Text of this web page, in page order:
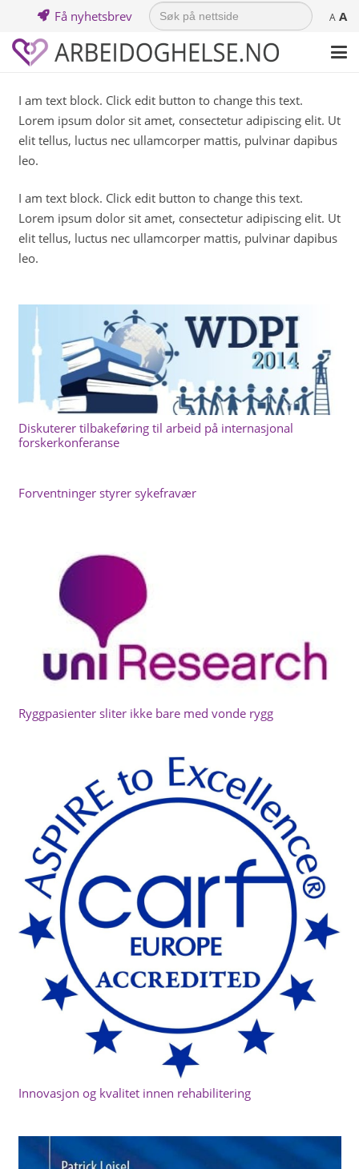
Få nyhetsbrev
Search
for: A A
I am text block. Click edit button to change this text.
Lorem ipsum dolor sit amet, consectetur adipiscing elit. Ut
elit tellus, luctus nec ullamcorper mattis, pulvinar dapibus
leo.
I am text block. Click edit button to change this text.
Lorem ipsum dolor sit amet, consectetur adipiscing elit. Ut
elit tellus, luctus nec ullamcorper mattis, pulvinar dapibus
leo.
Diskuterer tilbakeføring til arbeid på internasjonal
forskerkonferanse
Forventninger styrer sykefravær
Ryggpasienter sliter ikke bare med vonde rygg
Innovasjon og kvalitet innen rehabilitering